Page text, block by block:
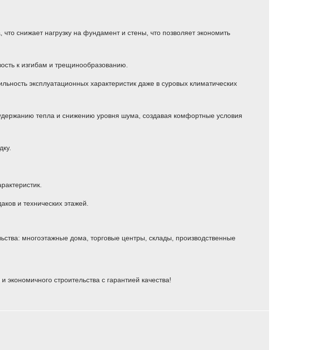
снижает нагрузку на фундамент и стены, что позволяет экономить
к изгибам и трещинообразованию.
эксплуатационных характеристик даже в суровых климатических
тепла и снижению уровня шума, создавая комфортные условия
и технических этажей.
многоэтажные дома, торговые центры, склады, производственные
строительства с гарантией качества!